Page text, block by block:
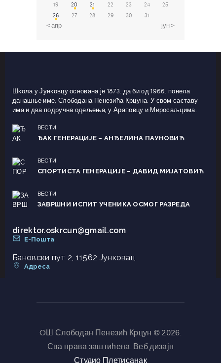
19
20 21 22 23 24
25
26
27 28 29 30 31
« апр јун »
Школа у Јунковцу основана је 1873. да би од 1966. понела
данашње име, Слободана Пенезића Крцуна. У свом саставу
има и два подручна одељења, у Араповцу и Миросаљцима.
ВЕСТИ
ЂАК ГЕНЕРАЦИЈЕ – АНЂЕЛИНА ПАУНОВИЋ
ВЕСТИ
СПОРТИСТА ГЕНЕРАЦИЈЕ – ДАВИД МИЈАТОВИЋ
ВЕСТИ
ЗАВРШНИ ИСПИТ УЧЕНИКА ОСМОГ РАЗРЕДА
direktor.oskrcun@gmail.com
Е-Пошта
Бановски пут 2, 11562 Јунковац
Адреса
OШ Слободан Пенезић Крцун © 2026.
Сва права заштићена. Веб дизајн
Студио Плетисанак